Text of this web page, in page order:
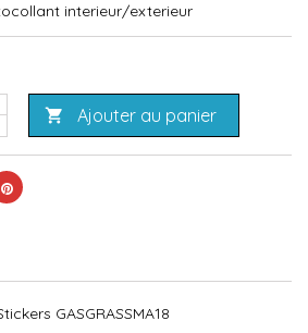
interieur/exterieur
 Ajouter au panier
GASGRASSMA18